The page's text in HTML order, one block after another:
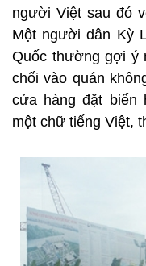
người Việt sau đó
Một người dân Kỳ
Quốc thường gợi ý
chối vào quán
cửa hàng đặt biển
một chữ tiếng Việt,